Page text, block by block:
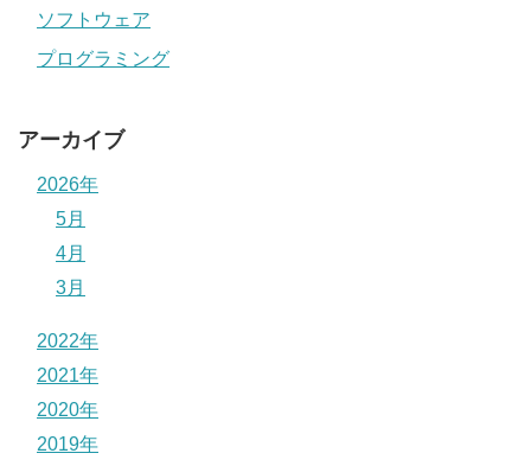
ソフトウェア
プログラミング
アーカイブ
2026年
5月
4月
3月
2022年
2021年
2020年
2019年